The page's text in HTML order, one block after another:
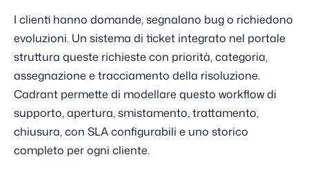
I clienti hanno domande, segnalano bug o richiedono
evoluzioni. Un sistema di ticket integrato nel portale
struttura queste richieste con priorità, categoria,
assegnazione e tracciamento della risoluzione.
Cadrant permette di modellare questo workflow di
supporto, apertura, smistamento, trattamento,
chiusura, con SLA configurabili e uno storico
completo per ogni cliente.